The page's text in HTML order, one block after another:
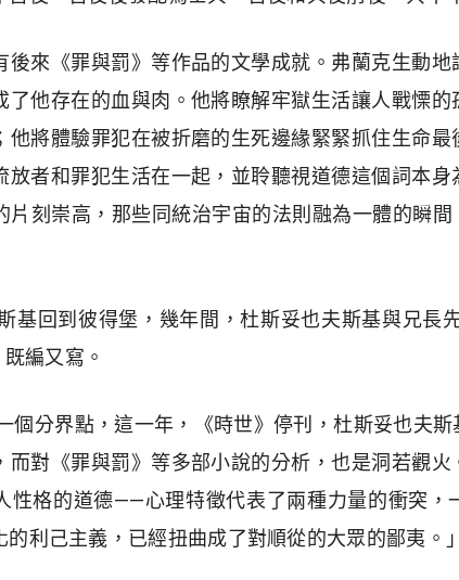
後來《罪與罰》等作品的文學成就。弗蘭克生動
了他存在的血與肉。他將瞭解牢獄生活讓人戰慄
他將體驗罪犯在被折磨的生死邊緣緊緊抓住生命
放者和罪犯生活在一起，並聆聽視道德這個詞本身
片刻崇高，那些同統治宇宙的法則融為一體的瞬
基回到彼得堡，幾年間，杜斯妥也夫斯基與兄長
編又寫。
個分界點，這一年，《時世》停刊，杜斯妥也夫
而對《罪與罰》等多部小說的分析，也是洞若觀
性格的道德——心理特徵代表了兩種力量的衝突，
利己主義，已經扭曲成了對順從的大眾的鄙夷。」